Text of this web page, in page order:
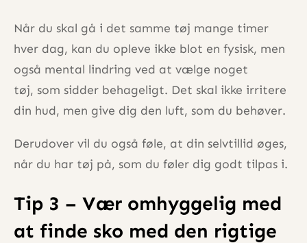
Når du skal gå i det samme tøj mange timer
hver dag, kan du opleve ikke blot en fysisk, men
også mental lindring ved at vælge noget
tøj, som sidder behageligt. Det skal ikke irritere
din hud, men give dig den luft, som du behøver.
Derudover vil du også føle, at din selvtillid øges,
når du har tøj på, som du føler dig godt tilpas i.
Tip 3 – Vær omhyggelig med
at finde sko med den rigtige